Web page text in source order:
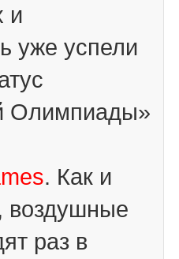
и
уже успели
Олимпиады»
. Как и
воздушные
раз в